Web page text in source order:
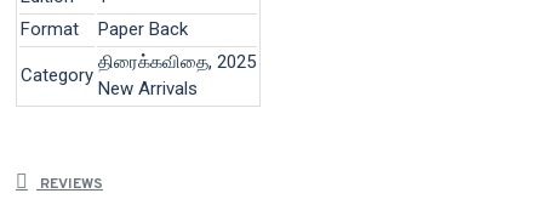
Format
Paper Back
Category
திரைக்கவிதை, 2025
New Arrivals
REVIEWS